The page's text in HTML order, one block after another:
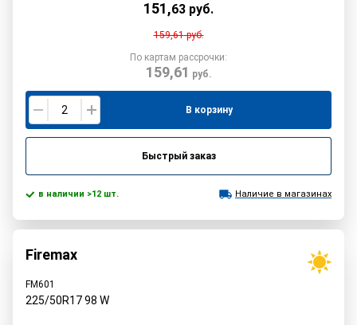
151,63 руб.
159,61руб.
По картам рассрочки:
159,61 руб.
В корзину
Быстрый заказ
в наличии >12 шт. Наличие в магазинах
Firemax
FM601
225/50R1798 W